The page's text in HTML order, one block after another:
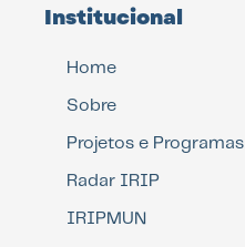
Institucional
Home
Sobre
Projetos e Programas
Radar IRIP
IRIPMUN